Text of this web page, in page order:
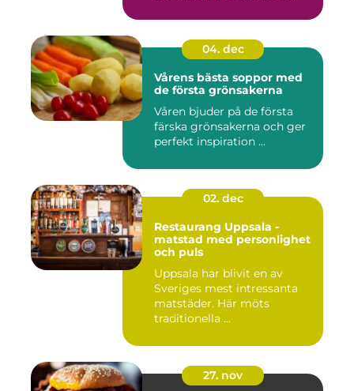
04. dec
Vårens bästa soppor med
de första grönsakerna
Våren bjuder på de första
färska grönsakerna och ger
perfekt inspiration ...
02. dec
Restaurang Uppsala -
matstad med personlighet
och puls
Uppsala har blivit en av
Sveriges mest intressanta
matstäder. Här möts
traditionella ...
27. nov